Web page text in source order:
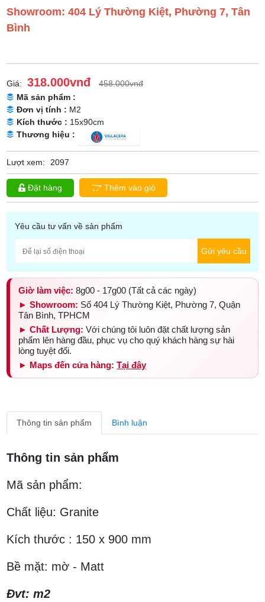
Showroom: 404 Lý Thường Kiệt, Phường 7, Tân
Bình
Giá: 318.000vnđ
458.000vnđ
Mã sản phẩm :
Đơn vị tính : M2
Kích thước : 15x90cm
Thương hiệu :
Lượt xem: 2097
Đặt hàng Thêm vào giỏ
Yêu cầu tư vấn về sản phẩm
Gửi yêu cầu
Giờ làm việc: 8g00 - 17g00 (Tất cả các ngày)
► Showroom: Số 404 Lý Thường Kiệt, Phường 7, Quận
Tân Bình, TPHCM
► Chất Lượng: Với chúng tôi luôn đặt chất lượng sản
phẩm lên hàng đầu, phục vụ cho quý khách hàng sự hài
lòng tuyệt đối.
► Maps đến cửa hàng: Tại đây
Thông tin sản phẩm Bình luận
Thông tin sản phẩm
Mã sản phẩm:
Chất liệu: Granite
Kích thước : 150 x 900 mm
Bề mặt: mờ - Matt
Đvt: m2